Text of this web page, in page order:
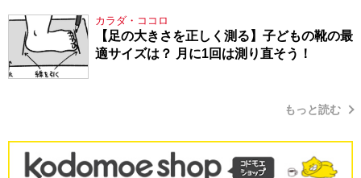
カラダ・ココロ
【足の大きさを正しく測る】子どもの靴の最
適サイズは？ 月に1回は測り直そう！
もっと読む